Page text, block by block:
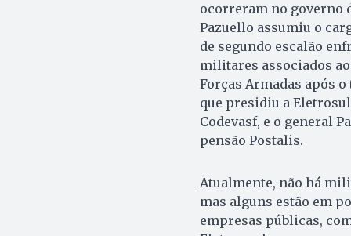
ocorreram no governo
Pazuello assumiu o
de segundo escalão
militares associados
Forças Armadas após
que presidiu a
Codevasf, e o general
pensão Postalis.
Atualmente, não há
mas alguns estão em
empresas públicas,